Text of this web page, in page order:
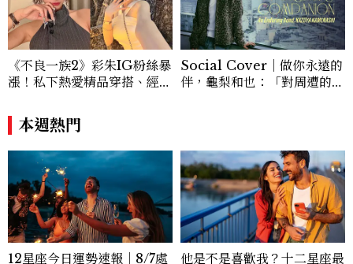
《不良一族2》彩朱IG粉絲暴
漲！私下熱愛精品穿搭、經營
員
Social Cover｜做你永遠的
伴，龜梨和也：「對周遭的人
本週熱門
12星座今日運勢速報｜8/7處
他是不是喜歡我？十二星座最